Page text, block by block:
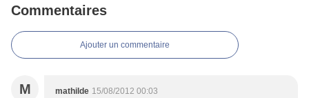
Commentaires
Ajouter un commentaire
M mathilde 15/08/2012 00:03